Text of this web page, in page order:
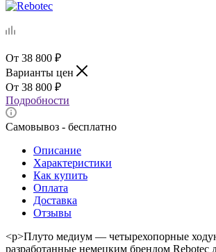
38 800 ₽
Варианты цен
38 800 ₽
Подробности
Самовывоз - бесплатно
Описание
Характеристики
Как купить
Оплата
Доставка
Отзывы
<p>Плуто медиум — четырехопорные
разработанные немецким брендом Rebotec